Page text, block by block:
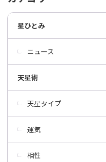
星ひとみ
ニュース
天星術
天星タイプ
運気
相性